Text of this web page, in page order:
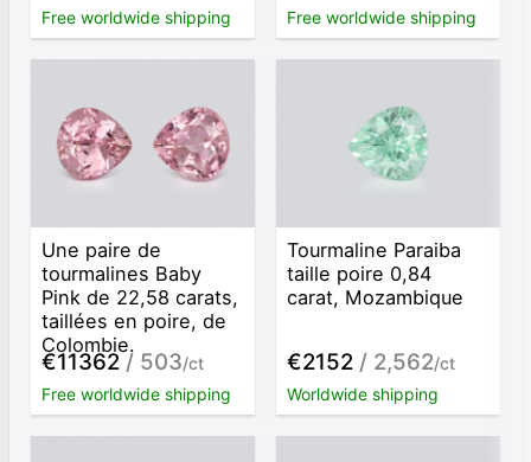
Free worldwide shipping
Free worldwide shipping
Une paire de
tourmalines Baby
Pink de 22,58 carats,
taillées en poire, de
Colombie.
€11362/ 503/ct
Free worldwide shipping
Tourmaline Paraiba
taille poire 0,84
carat, Mozambique
€2152 / 2,562/ct
Worldwide shipping